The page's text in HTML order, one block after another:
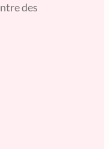
des